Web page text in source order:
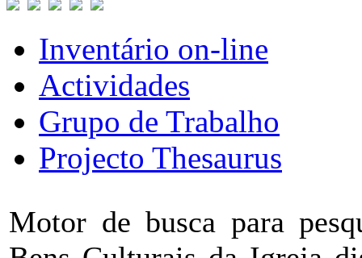
Inventário on-line
Actividades
Grupo de Trabalho
Projecto Thesaurus
Motor de busca para